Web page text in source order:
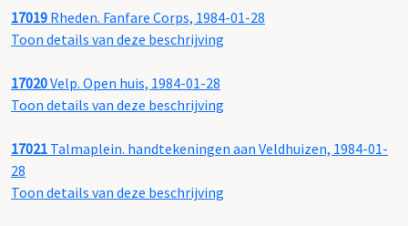
17019 Rheden. Fanfare Corps, 1984-01-28
Toon details van deze beschrijving
17020Velp. Open huis, 1984-01-28
Toon details van deze beschrijving
17021 Talmaplein. handtekeningen aan Veldhuizen, 1984-01-
28
Toon details van deze beschrijving